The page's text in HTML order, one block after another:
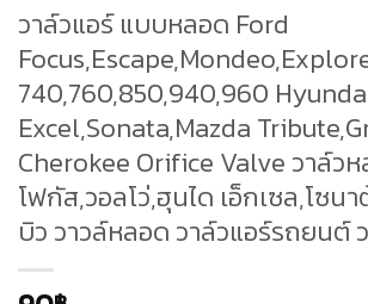
วาล์วแอร์ แบบหลอด Ford
740,760,850,940,960
Excel,Sonata,Mazda
Cherokee Orifice Valve วาล์ว
โฟกัส,วอลโว่,ฮุนได เอ็กเซล,โซน
บิว วาวล์หลอด วาล์วแอร์รถยนต์